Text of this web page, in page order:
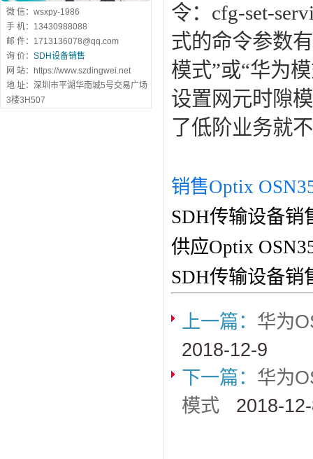
微 信：wsxpy-1986
手 机：13430988088
邮 件：1713136078@qq.com
询 价： SDH设备销售
网 站：https://www.szdingwei.net
地 址：深圳市平湖华南城5号交易广场
3楼3H507
令： cfg-set-
式的命令参数有
模式”或“华为
设置网元时隙
了低阶业务就
销售Optix
SDH传输设备销
供应Optix
SDH传输设备销
上一篇： 华为
2018-12-9
下一篇： 华为
模式
2018-